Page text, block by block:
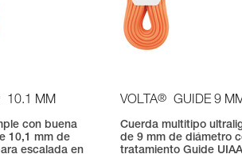
10.1 MM
con buena
10,1 mm de
escalada en
VOLTA® GUIDE 9
Cuerda multitipo
de 9 mm de diámetro
tratamiento Guide